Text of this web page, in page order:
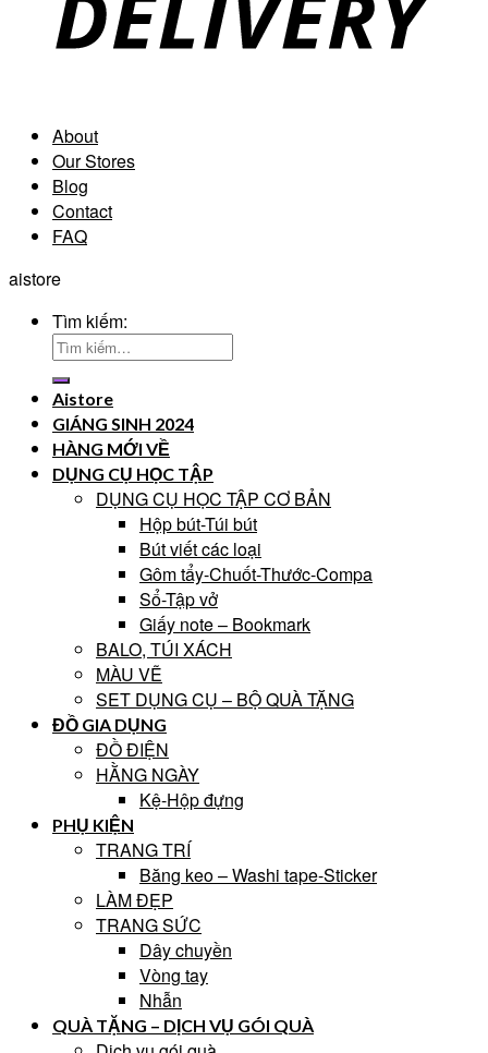
About
Our Stores
Blog
Contact
FAQ
aistore
Tìm kiếm:
Aistore
GIÁNG SINH 2024
HÀNG MỚI VỀ
DỤNG CỤ HỌC TẬP
DỤNG CỤ HỌC TẬP CƠ BẢN
Hộp bút-Túi bút
Bút viết các loại
Gôm tẩy-Chuốt-Thước-Compa
Sổ-Tập vở
Giấy note – Bookmark
BALO, TÚI XÁCH
MÀU VẼ
SET DỤNG CỤ – BỘ QUÀ TẶNG
ĐỒ GIA DỤNG
ĐỒ ĐIỆN
HẰNG NGÀY
Kệ-Hộp đựng
PHỤ KIỆN
TRANG TRÍ
Băng keo – Washi tape-Sticker
LÀM ĐẸP
TRANG SỨC
Dây chuyền
Vòng tay
Nhẫn
QUÀ TẶNG – DỊCH VỤ GÓI QUÀ